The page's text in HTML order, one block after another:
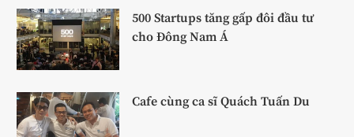
500 Startups tăng gấp đôi đầu tư
cho Đông Nam Á
Cafe cùng ca sĩ Quách Tuấn Du